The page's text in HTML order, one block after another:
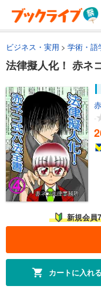
ビジネス・実用 学術・語
法律擬人化！ 赤ネ
-
新規会員
カートに入れる